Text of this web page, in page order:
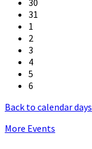
30
31
1
2
3
4
5
6
Back to calendar days
More Events